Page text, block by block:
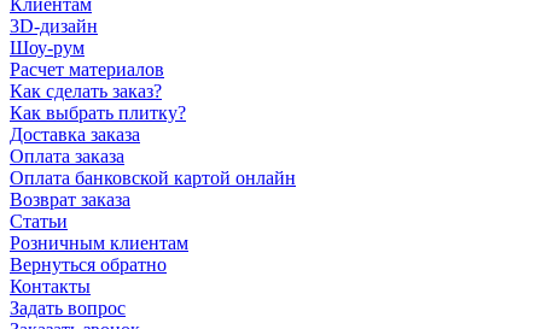
Клиентам
3D-дизайн
Шоу-рум
Расчет материалов
Как сделать заказ?
Как выбрать плитку?
Доставка заказа
Оплата заказа
Оплата банковской картой онлайн
Возврат заказа
Статьи
Розничным клиентам
Вернуться обратно
Контакты
Задать вопрос